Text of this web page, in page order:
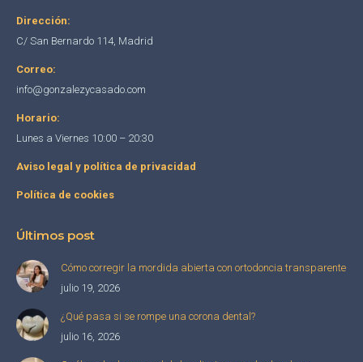
windowwindow
Dirección:
C/ San Bernardo 114, Madrid
Correo:
info@gonzalezycasado.com
Horario:
Lunes a Viernes 10:00 – 20:30
Aviso legal y política de privacidad
Política de cookies
Últimos post
Cómo corregir la mordida abierta con ortodoncia transparente
julio 19, 2026
¿Qué pasa si se rompe una corona dental?
julio 16, 2026